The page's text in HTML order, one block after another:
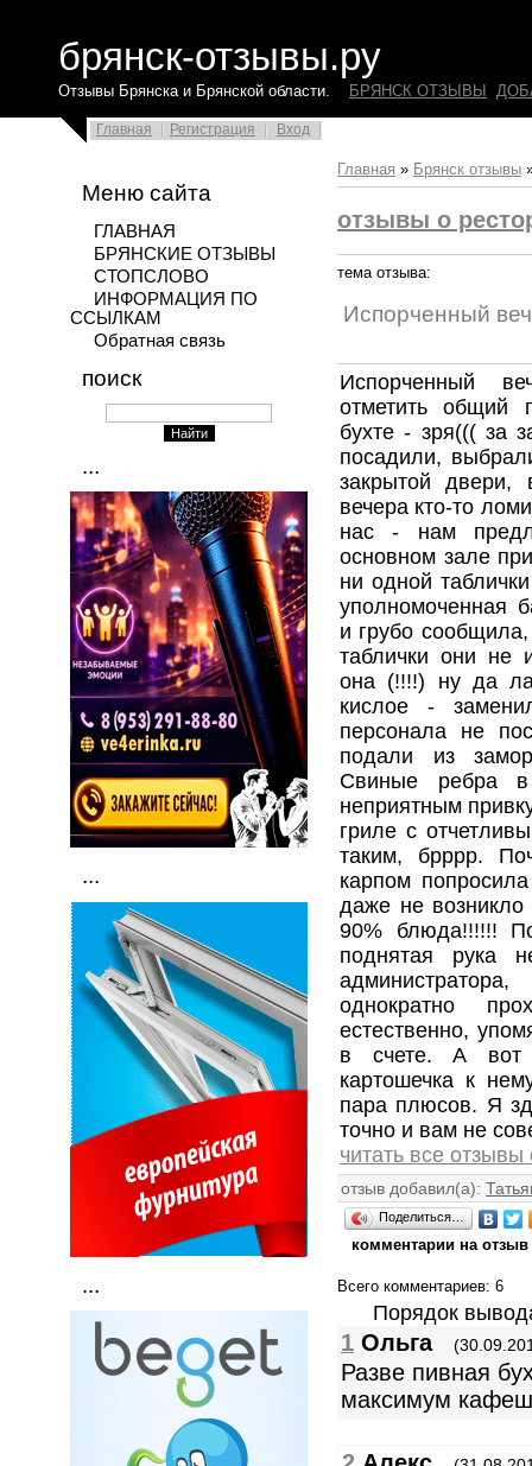
брянск-отзывы.ру
Отзывы Брянска и Брянской области. БРЯНСК ОТЗЫВЫ
Главная Регистрация Вход
Меню сайта
ГЛАВНАЯ
БРЯНСКИЕ ОТЗЫВЫ
СТОПСЛОВО
ИНФОРМАЦИЯ ПО
ССЫЛКАМ
Обратная связь
поиск
...
...
...
Главная » Брянск отзывы
отзывы о
тема отзыва:
Испорченный
Испорченный
отметить общий
бухте - зря((( за
посадили,
закрытой двери,
вечера кто-то
нас - нам
основном зале
ни одной
уполномоченная
и грубо
таблички они не
она (!!!!) ну да
кислое -
персонала не
подали из
Свиные ребра
неприятным
гриле с
таким, брррр.
карпом
даже не
90% блюда!!!!!!
поднятая рука
однократно
естественно,
в счете. А вот
картошечка к
пара плюсов. Я
точно и вам не
читать все
отзыв добавил(а):
Поделиться…
комментарии на
Всего комментариев: 6
Порядок
1 Ольга
Разве пивная
максимум